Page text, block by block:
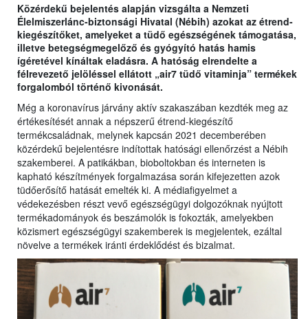
Közérdekű bejelentés alapján vizsgálta a Nemzeti
Élelmiszerlánc-biztonsági Hivatal (Nébih) azokat az étrend-
kiegészítőket, amelyeket a tüdő egészségének támogatása,
illetve betegségmegelőző és gyógyító hatás hamis
ígéretével kínáltak eladásra. A hatóság elrendelte a
félrevezető jelöléssel ellátott „air7 tüdő vitaminja” termékek
forgalomból történő kivonását.
Még a koronavírus járvány aktív szakaszában kezdték meg az
értékesítését annak a népszerű étrend-kiegészítő
termékcsaládnak, melynek kapcsán 2021 decemberében
közérdekű bejelentésre indítottak hatósági ellenőrzést a Nébih
szakemberei. A patikákban, bioboltokban és interneten is
kapható készítmények forgalmazása során kifejezetten azok
tüdőerősítő hatását emelték ki. A médiafigyelmet a
védekezésben részt vevő egészségügyi dolgozóknak nyújtott
termékadományok és beszámolók is fokozták, amelyekben
közismert egészségügyi szakemberek is megjelentek, ezáltal
növelve a termékek iránti érdeklődést és bizalmat.